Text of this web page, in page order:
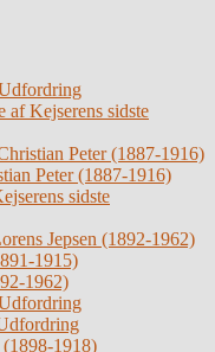
af Kejserens sidste
Peter (1887-1916)
Peter (1887-1916)
sidste
Jepsen (1892-1962)
1915)
1962)
1918)